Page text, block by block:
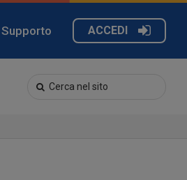
Supporto ACCEDI